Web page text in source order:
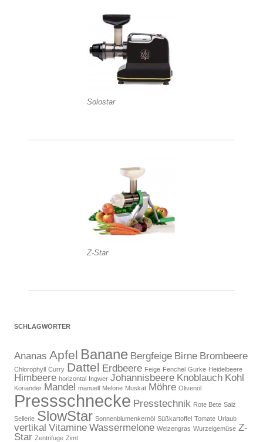
Solostar
Z-Star
SCHLAGWÖRTER
Ananas Apfel Banane Bergfeige Birne Brombeere
Chlorophyll Curry Dattel Erdbeere Feige Fenchel Gurke Heidelbeere
Himbeere horizontal Ingwer Johannisbeere Knoblauch Kohl
Koriander Mandel manuell Melone Muskat Möhre Olivenöl
Pressschnecke Presstechnik Rote Bete Salz
Sellerie SlowStar Sonnenblumenkernöl Süßkartoffel Tomate Urlaub
vertikal Vitamine Wassermelone Weizengras Wurzelgemüse Z-
Star Zentrifuge Zimt